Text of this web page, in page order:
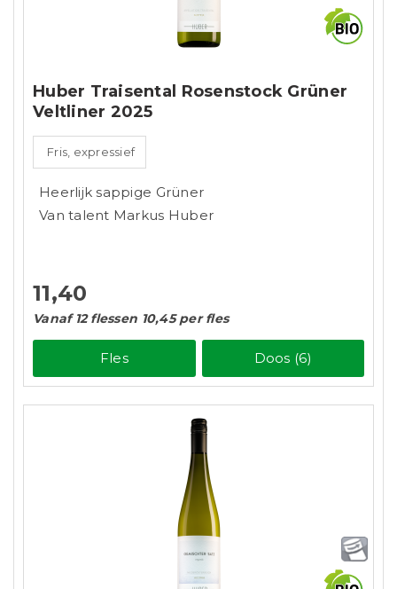
Huber Traisental Rosenstock Grüner
Veltliner 2025
Fris, expressief
Heerlijk sappige Grüner
Van talent Markus Huber
11,40
Vanaf 12 flessen 10,45 per fles
Fles Doos (6)